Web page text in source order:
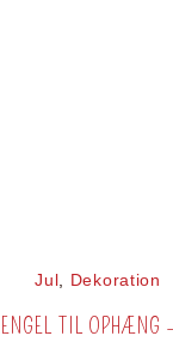
Jul , Dekoration
TIL OPHÆNG